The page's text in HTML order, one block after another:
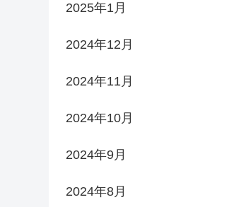
2025年1月
2024年12月
2024年11月
2024年10月
2024年9月
2024年8月